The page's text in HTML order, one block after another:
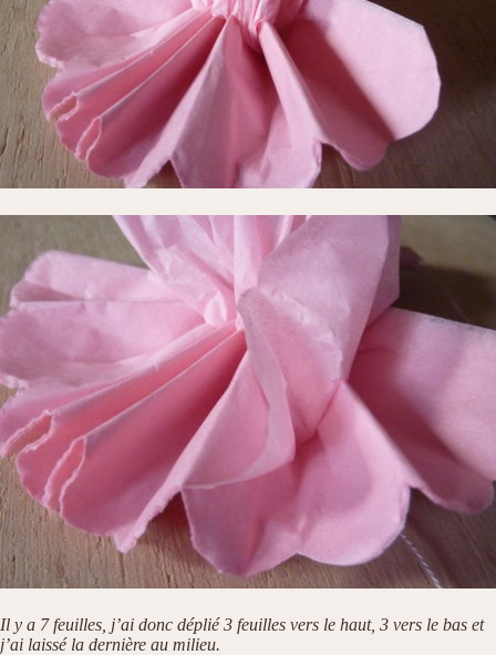
Il y a 7 feuilles, j’ai donc déplié 3 feuilles vers le haut, 3 vers le bas et
j’ai laissé la dernière au milieu.